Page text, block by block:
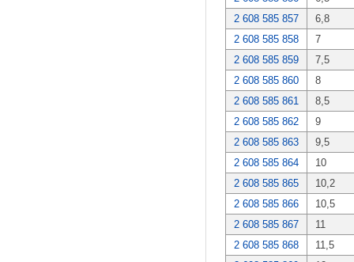
2 608 585 857
6,8
2 608 585 858
7
2 608 585 859
7,5
2 608 585 860
8
2 608 585 861
8,5
2 608 585 862
9
2 608 585 863
9,5
2 608 585 864
10
2 608 585 865
10,2
2 608 585 866
10,5
2 608 585 867
11
2 608 585 868
11,5